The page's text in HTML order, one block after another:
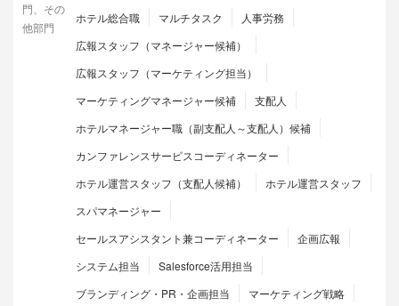
門、その
他部門
ホテル総合職
マルチタスク
人事労務
広報スタッフ（マネージャー候補）
広報スタッフ（マーケティング担当）
マーケティングマネージャー候補
支配人
ホテルマネージャー職（副支配人～支配人）候補
カンファレンスサービスコーディネーター
ホテル運営スタッフ（支配人候補）
ホテル運営スタッフ
スパマネージャー
セールスアシスタント兼コーディネーター
企画広報
システム担当
Salesforce活用担当
ブランディング・PR・企画担当
マーケティング戦略